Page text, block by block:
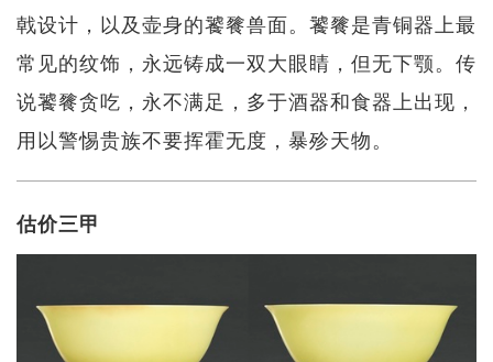
戟设计，以及壶身的饕餮兽面。饕餮是青铜器上最
常见的纹饰，永远铸成一双大眼睛，但无下颚。传
说饕餮贪吃，永不满足，多于酒器和食器上出现，
用以警惕贵族不要挥霍无度，暴殄天物。
估价三甲